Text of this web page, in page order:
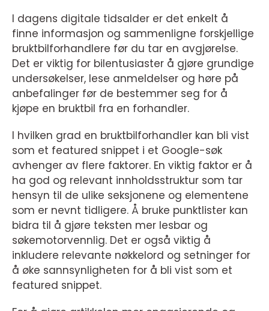
I dagens digitale tidsalder er det enkelt å
finne informasjon og sammenligne forskjellige
bruktbilforhandlere før du tar en avgjørelse.
Det er viktig for bilentusiaster å gjøre grundige
undersøkelser, lese anmeldelser og høre på
anbefalinger før de bestemmer seg for å
kjøpe en bruktbil fra en forhandler.
I hvilken grad en bruktbilforhandler kan bli vist
som et featured snippet i et Google-søk
avhenger av flere faktorer. En viktig faktor er å
ha god og relevant innholdsstruktur som tar
hensyn til de ulike seksjonene og elementene
som er nevnt tidligere. Å bruke punktlister kan
bidra til å gjøre teksten mer lesbar og
søkemotorvennlig. Det er også viktig å
inkludere relevante nøkkelord og setninger for
å øke sannsynligheten for å bli vist som et
featured snippet.